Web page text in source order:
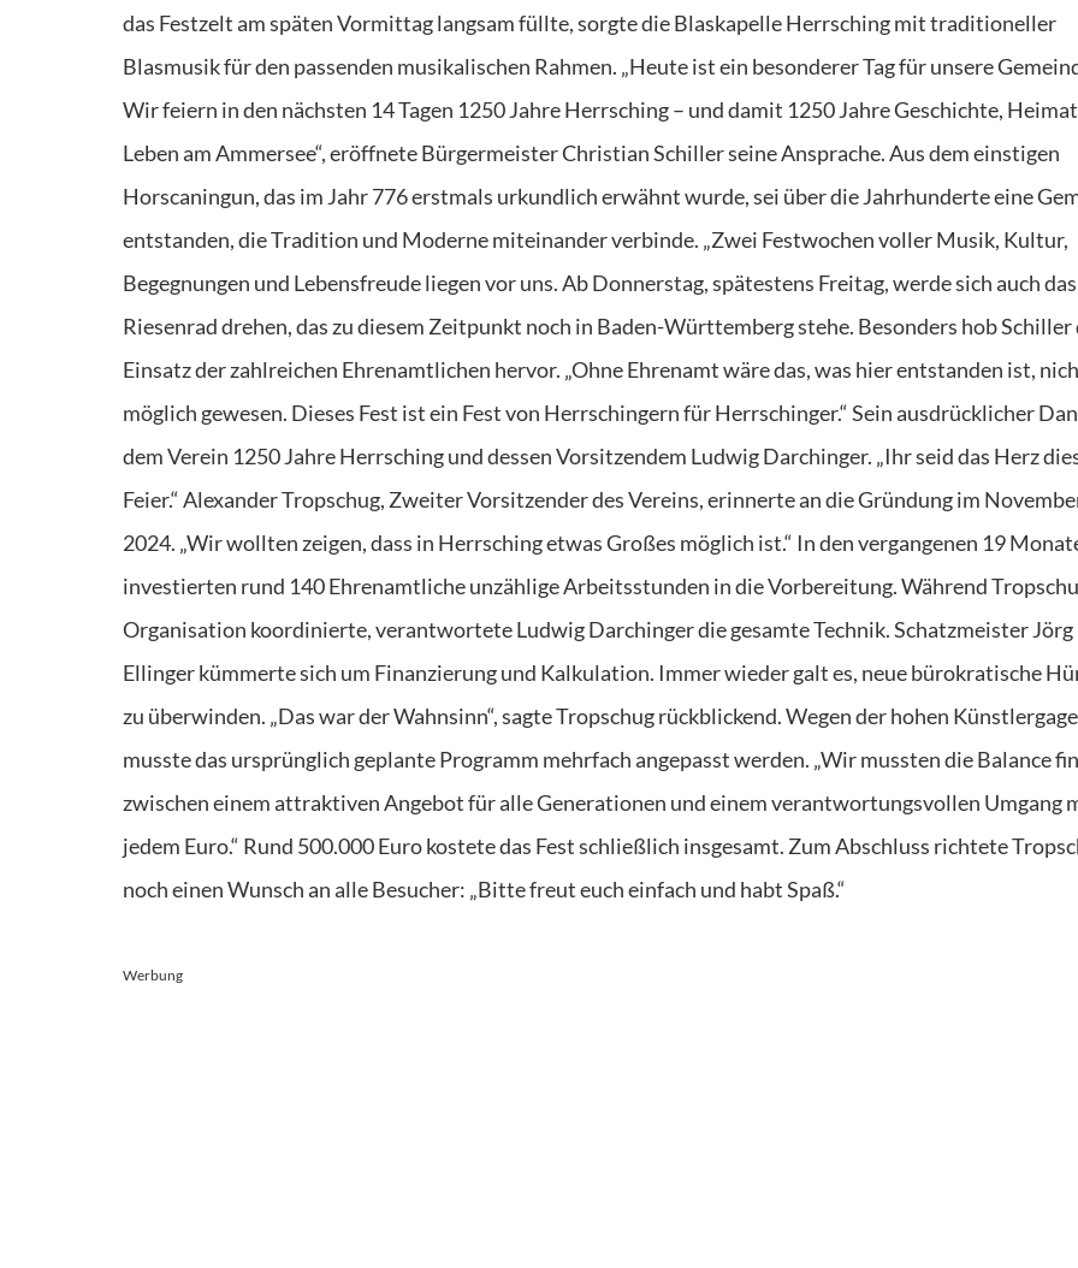
das Festzelt am späten Vormittag langsam füllte, sorgte die Blaskapelle Herrsching mit traditioneller
Blasmusik für den passenden musikalischen Rahmen. „Heute ist ein besonderer Tag für unsere
Wir feiern in den nächsten 14 Tagen 1250 Jahre Herrsching – und damit 1250 Jahre Geschichte,
Leben am Ammersee“, eröffnete Bürgermeister Christian Schiller seine Ansprache. Aus dem einstigen
Horscaningun, das im Jahr 776 erstmals urkundlich erwähnt wurde, sei über die Jahrhunderte eine
entstanden, die Tradition und Moderne miteinander verbinde. „Zwei Festwochen voller Musik, Kultur,
Begegnungen und Lebensfreude liegen vor uns. Ab Donnerstag, spätestens Freitag, werde sich auch das
Riesenrad drehen, das zu diesem Zeitpunkt noch in Baden-Württemberg stehe. Besonders hob Schiller
Einsatz der zahlreichen Ehrenamtlichen hervor. „Ohne Ehrenamt wäre das, was hier entstanden ist,
möglich gewesen. Dieses Fest ist ein Fest von Herrschingern für Herrschinger.“ Sein ausdrücklicher
dem Verein 1250 Jahre Herrsching und dessen Vorsitzendem Ludwig Darchinger. „Ihr seid das Herz
Feier.“ Alexander Tropschug, Zweiter Vorsitzender des Vereins, erinnerte an die Gründung im
2024. „Wir wollten zeigen, dass in Herrsching etwas Großes möglich ist.“ In den vergangenen 19
investierten rund 140 Ehrenamtliche unzählige Arbeitsstunden in die Vorbereitung. Während
Organisation koordinierte, verantwortete Ludwig Darchinger die gesamte Technik. Schatzmeister Jörg
Ellinger kümmerte sich um Finanzierung und Kalkulation. Immer wieder galt es, neue bürokratische
zu überwinden. „Das war der Wahnsinn“, sagte Tropschug rückblickend. Wegen der hohen
musste das ursprünglich geplante Programm mehrfach angepasst werden. „Wir mussten die Balance
zwischen einem attraktiven Angebot für alle Generationen und einem verantwortungsvollen Umgang
jedem Euro.“ Rund 500.000 Euro kostete das Fest schließlich insgesamt. Zum Abschluss richtete
noch einen Wunsch an alle Besucher: „Bitte freut euch einfach und habt Spaß.“
Werbung